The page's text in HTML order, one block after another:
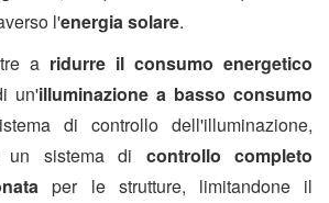
l'energia solare.
a ridurre il consumo energetico
un'illuminazione a basso consumo
di controllo dell'illuminazione,
un sistema di
controllo completo
per le strutture, limitandone il